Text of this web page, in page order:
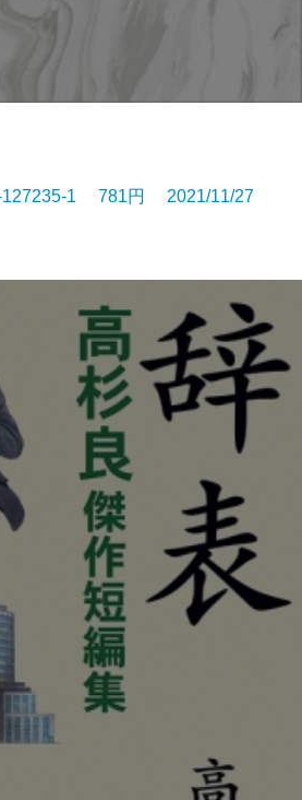
1 781円 2021/11/27